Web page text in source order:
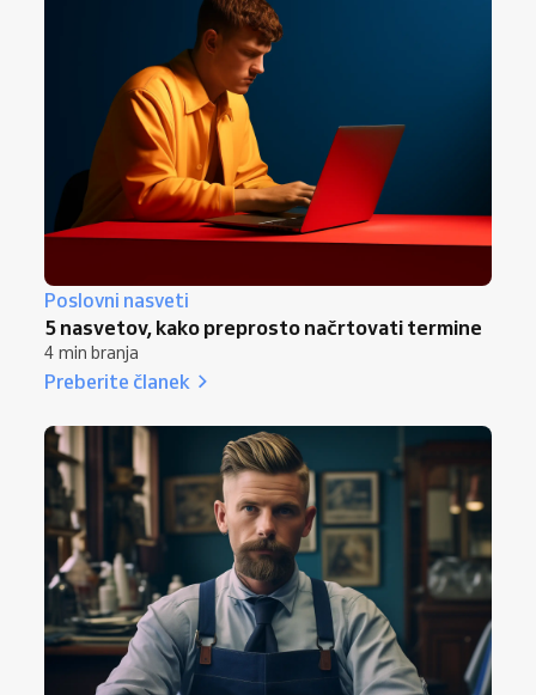
Poslovni nasveti
5 nasvetov, kako preprosto načrtovati termine
4 min branja
Preberite članek